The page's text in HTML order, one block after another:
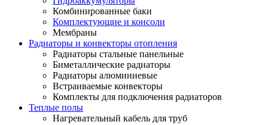
Комбинированные баки
Комплектующие и консоли
Мембраны
Радиаторы и конвекторы отопления
Радиаторы стальные панельные
Биметаллические радиаторы
Радиаторы алюминиевые
Встраиваемые конвекторы
Комплекты для подключения радиаторов
Теплые полы
Нагревательный кабель для труб